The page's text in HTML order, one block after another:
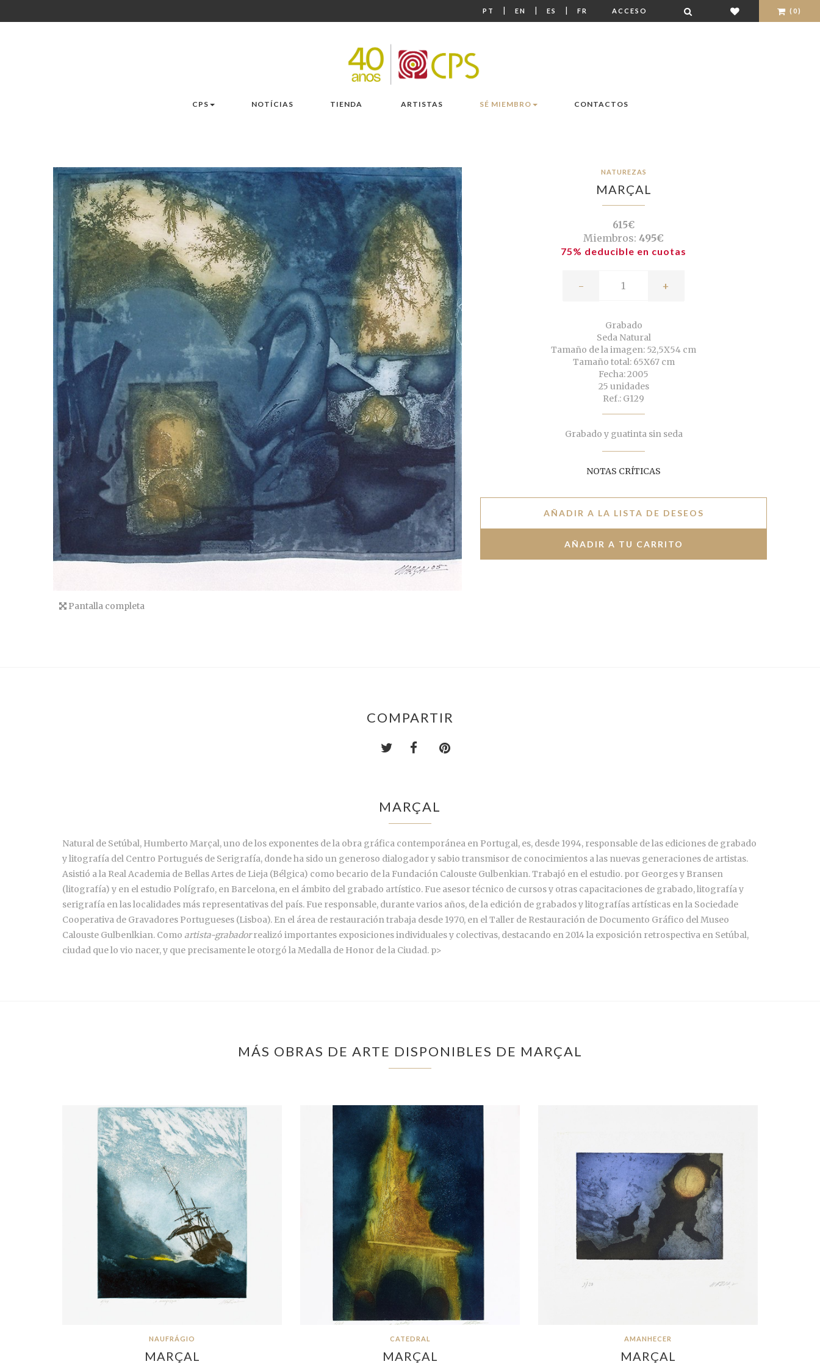
PT | EN | ES | FR ACCESO (0)
CPS NOTÍCIAS TIENDA ARTISTAS SÉ MIEMBRO CONTACTOS
Pantalla completa
NATUREZAS
MARÇAL
615€
Miembros: 495€
75% deducible en cuotas
- +
Grabado
Seda Natural
Tamaño de la imagen: 52,5X54 cm
Tamaño total: 65X67 cm
Fecha: 2005
25 unidades
Ref.: G129
Grabado y guatinta sin seda
NOTAS CRÍTICAS
AÑADIR A LA LISTA DE DESEOS
COMPARTIR
MARÇAL
Natural de Setúbal, Humberto Marçal, uno de los exponentes de la obra gráfica contemporánea en Portugal, es, desde 1994, responsable de las ediciones de grabado
y litografía del Centro Portugués de Serigrafía, donde ha sido un generoso dialogador y sabio transmisor de conocimientos a las nuevas generaciones de artistas.
Asistió a la Real Academia de Bellas Artes de Lieja (Bélgica) como becario de la Fundación Calouste Gulbenkian. Trabajó en el estudio. por Georges y Bransen
(litografía) y en el estudio Polígrafo, en Barcelona, en el ámbito del grabado artístico. Fue asesor técnico de cursos y otras capacitaciones de grabado, litografía y
serigrafía en las localidades más representativas del país. Fue responsable, durante varios años, de la edición de grabados y litografías artísticas en la Sociedade
Cooperativa de Gravadores Portugueses (Lisboa). En el área de restauración trabaja desde 1970, en el Taller de Restauración de Documento Gráfico del Museo
Calouste Gulbenlkian. Como artista-grabadorrealizó importantes exposiciones individuales y colectivas, destacando en 2014 la exposición retrospectiva en Setúbal,
ciudad que lo vio nacer, y que precisamente le otorgó la Medalla de Honor de la Ciudad. p>
MÁS OBRAS DE ARTE DISPONIBLES DE MARÇAL
NAUFRÁGIO
MARÇAL
CATEDRAL
MARÇAL
AMANHECER
MARÇAL